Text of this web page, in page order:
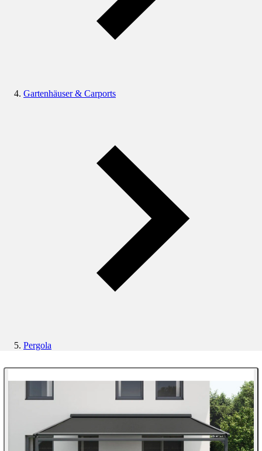
Gartenhäuser & Carports
Pergola